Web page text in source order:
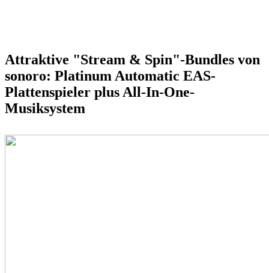
Attraktive "Stream & Spin"-Bundles von
sonoro: Platinum Automatic EAS-
Plattenspieler plus All-In-One-
Musiksystem